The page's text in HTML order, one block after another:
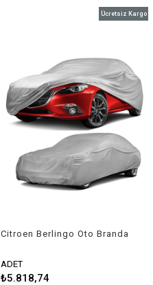
Citroen Berlingo Oto Branda
ADET
₺5.818,74
Ücretsiz Kargo